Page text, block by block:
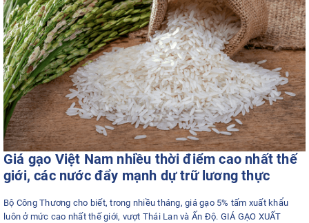
Giá gạo Việt Nam nhiều thời điểm cao nhất thế
giới, các nước đẩy mạnh dự trữ lương thực
Bộ Công Thương cho biết, trong nhiều tháng, giá gạo 5% tấm xuất khẩu
luôn ở mức cao nhất thế giới, vượt Thái Lan và Ấn Độ. GIÁ GẠO XUẤT